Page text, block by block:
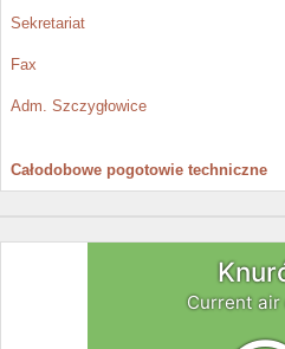
Sekretariat
Fax
Adm. Szczygłowice
Całodobowe pogotowie techniczne